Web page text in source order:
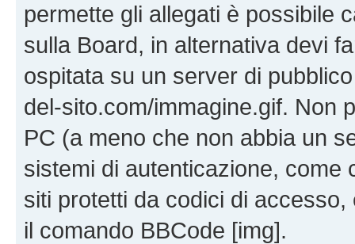
permette gli allegati è possibile
sulla Board, in alternativa devi
ospitata su un server di
del-sito.com/immagine.gif. Non
PC (a meno che non abbia un
sistemi di autenticazione, come
siti protetti da codici di
il comando BBCode [img].